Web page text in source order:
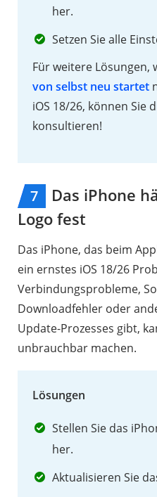
her.
Setzen Sie alle
Für weitere Lösungen,
von selbst neu startet
iOS 18/26, können Sie
konsultieren!
7
Das iPhone
Logo fest
Das iPhone, das beim
ein ernstes iOS 18/26
Verbindungsprobleme,
Downloadfehler oder
Update-Prozesses gibt,
unbrauchbar machen.
Lösungen
Stellen Sie das
her.
Aktualisieren Sie